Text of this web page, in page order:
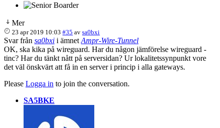
Mer
23 apr 2019 10:03 #35 avsa0bxi
Svar från sa0bxi i ämnet Ampr-Wire-Tunnel
OK, ska kika på wireguard. Har du någon jämförelse wireguard -
tinc? Har du tänkt nått på serversidan? Ur lokalitetssynpunkt vore
det väl önskvärt att få in en server i princip i alla gateways.
Please Logga in to join the conversation.
SA5BKE